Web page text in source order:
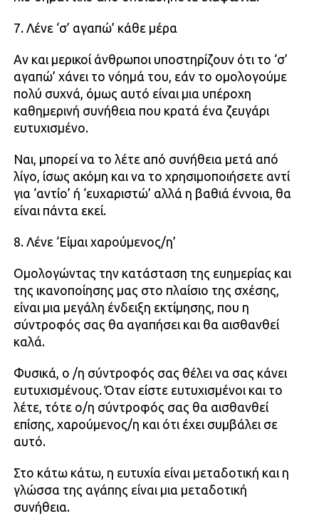
7. Λένε ‘σ’ αγαπώ’ κάθε μέρα
Αν και μερικοί άνθρωποι υποστηρίζουν ότι το ‘σ’
αγαπώ’ χάνει το νόημά του, εάν το ομολογούμε
πολύ συχνά, όμως αυτό είναι μια υπέροχη
καθημερινή συνήθεια που κρατά ένα ζευγάρι
ευτυχισμένο.
Ναι, μπορεί να το λέτε από συνήθεια μετά από
λίγο, ίσως ακόμη και να το χρησιμοποιήσετε αντί
για ‘αντίο’ ή ‘ευχαριστώ’ αλλά η βαθιά έννοια, θα
είναι πάντα εκεί.
8. Λένε ‘Είμαι χαρούμενος/η’
Ομολογώντας την κατάσταση της ευημερίας και
της ικανοποίησης μας στο πλαίσιο της σχέσης,
είναι μια μεγάλη ένδειξη εκτίμησης, που η
σύντροφός σας θα αγαπήσει και θα αισθανθεί
καλά.
Φυσικά, ο /η σύντροφός σας θέλει να σας κάνει
ευτυχισμένους. Όταν είστε ευτυχισμένοι και το
λέτε, τότε ο/η σύντροφός σας θα αισθανθεί
επίσης, χαρούμενος/η και ότι έχει συμβάλει σε
αυτό.
Στο κάτω κάτω, η ευτυχία είναι μεταδοτική και η
γλώσσα της αγάπης είναι μια μεταδοτική
συνήθεια.